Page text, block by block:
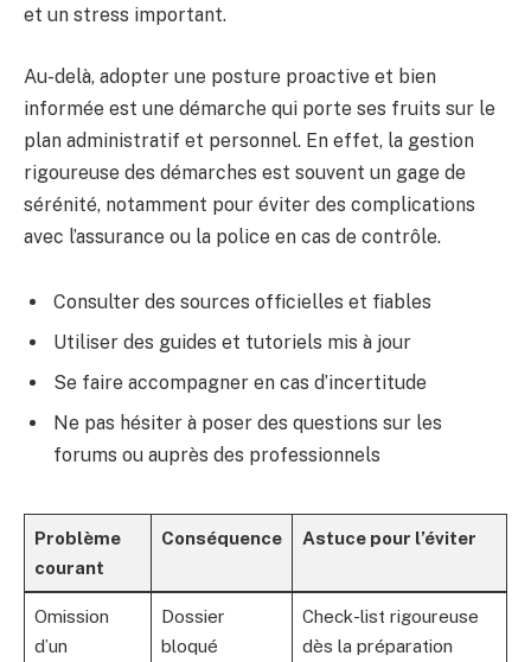
et un stress important.
Au-delà, adopter une posture proactive et bien
informée est une démarche qui porte ses fruits sur le
plan administratif et personnel. En effet, la gestion
rigoureuse des démarches est souvent un gage de
sérénité, notamment pour éviter des complications
avec l’assurance ou la police en cas de contrôle.
Consulter des sources officielles et fiables
Utiliser des guides et tutoriels mis à jour
Se faire accompagner en cas d’incertitude
Ne pas hésiter à poser des questions sur les
forums ou auprès des professionnels
Problème
courant
Conséquence Astuce pour l’éviter
Omission
d’un
Dossier
bloqué
Check-list rigoureuse
dès la préparation